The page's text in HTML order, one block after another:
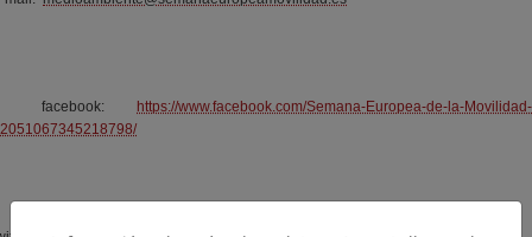
facebook:
https://www.facebook.com/Semana-Europea-de-la-Movilidad-
2051067345218798/